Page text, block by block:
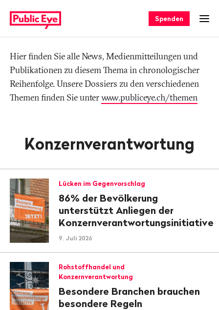
auf
publiceye.ch
Spenden
Tag
Hier finden Sie alle News, Medienmitteilungen und
Publikationen zu diesem Thema in chronologischer
Reihenfolge. Unsere Dossiers zu den verschiedenen
Themen finden Sie unterwww.publiceye.ch/themen
Konzernverantwortung
Lücken im Gegenvorschlag
86% der Bevölkerung
unterstützt Anliegen der
Konzernverantwortungsinitiative
9. Juli 2026
Rohstoffhandel und
Konzernverantwortung
Besondere Branchen brauchen
besondere Regeln